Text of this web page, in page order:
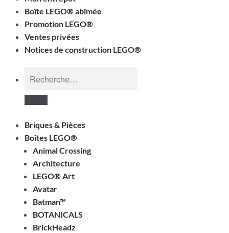
Boîte LEGO® abîmée
Promotion LEGO®
Ventes privées
Notices de construction LEGO®
Briques & Pièces
Boîtes LEGO®
Animal Crossing
Architecture
LEGO® Art
Avatar
Batman™
BOTANICALS
BrickHeadz